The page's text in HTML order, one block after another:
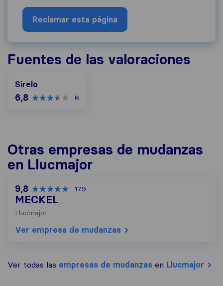
Reclamar esta página
Fuentes de las valoraciones
Sirelo
6,8 6
Otras empresas de mudanzas
en Llucmajor
9,8 179
MECKEL
Llucmajor
Ver empresa de mudanzas
Ver todas las empresas de mudanzas en Llucmajor